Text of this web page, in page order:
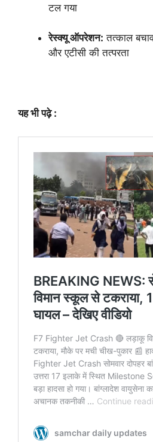
टल गया
रेस्क्यू ऑपरेशन: तत्काल
और एटीसी की तत्परता
यह भी पढ़े :